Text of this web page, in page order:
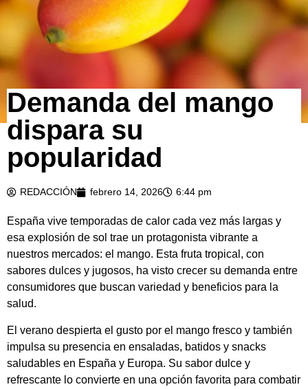
Demanda del mango
dispara su
popularidad
REDACCIÓN febrero 14, 2026 6:44 pm
España vive temporadas de calor cada vez más largas y
esa explosión de sol trae un protagonista vibrante a
nuestros mercados: el mango. Esta fruta tropical, con
sabores dulces y jugosos, ha visto crecer su demanda entre
consumidores que buscan variedad y beneficios para la
salud.
El verano despierta el gusto por el mango fresco y también
impulsa su presencia en ensaladas, batidos y snacks
saludables en España y Europa. Su sabor dulce y
refrescante lo convierte en una opción favorita para combatir